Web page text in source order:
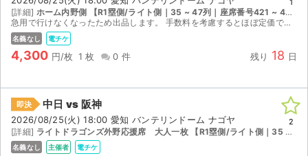
[詳細] ホーム内野側 【R1塁側/ライト側｜35 ~ 47列｜座席番号421 ~ 440】
急用で行けなくなったため出品します。 手数料を考慮するとほぼ定価です。 試合中止の際には、PayPayにて2000円、もしくは銀行振込にて2000円を返金します。 (銀行振込手数料は購入者様負担...
名義なし 電チケ
4,300 円/枚 1 枚 0 件 残り 18 日
即決 中日 vs 阪神
2026/08/25(火) 18:00 愛知 バンテリンドーム ナゴヤ
[詳細] ライトドラゴンズ外野応援席 大人一枚 【R1塁側/ライト側｜35 ~ 47列｜座席番号521 ~ 540】
名義なし 主催者 電チケ
2